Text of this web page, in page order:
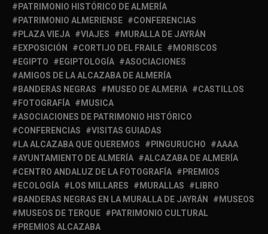
PATRIMONIO HISTÓRICO DE ALMERÍA
PATRIMONIO ALMERIENSE
CONFERENCIAS
PLAZA VIEJA
VIAJES
MURALLA DE JAYRÁN
EXPOSICIÓN
CORTIJO DEL FRAILE
MORISCOS
EGIPTO
EGIPTOLOGÍA
ASOCIACIONES
AMIGOS DE LA ALCAZABA DE ALMERÍA
BANDERAS NEGRAS
MUSEO DE ALMERIA
CASTILLOS
FOTOGRAFÍA
MUSICA
ASOCIACIONES DE PATRIMONIO HISTÓRICO
CONFERENCIAS
VISITAS GUIADAS
LA ALCAZABA QUE QUEREMOS
PINGURUCHO
AAAA
AYUNTAMIENTO DE ALMERÍA
ALCAZABA DE ALMERÍA
CENTRO ANDALUZ DE LA FOTOGRAFÍA
PREMIOS
ECOLOGÍA
LOS MILLARES MURALLAS
LIBRO
BANDERAS NEGRAS EN LA MURALLA DE JAYRÁN
MUSEOS
MUSEOS DE TERQUE
PATRIMONIO CULTURAL
PREMIOS ALCAZABA